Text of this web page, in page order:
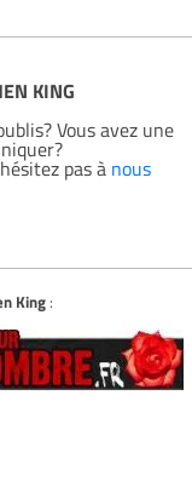
KING
Vous avez une
pas à nous
King: